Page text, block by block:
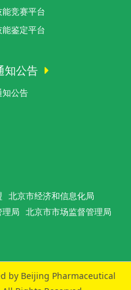
能竞赛平台
能鉴定平台
知公告
知公告
北京市经济和信息化局
局 北京市市场监督管理局
by Beijing Pharmaceutical